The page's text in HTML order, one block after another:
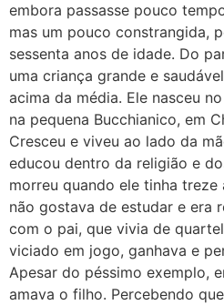
embora passasse pouco
mas um pouco constrangida,
sessenta anos de idade. Do
uma criança grande e
acima da média. Ele nasceu
na pequena Bucchianico, em
Cresceu e viveu ao lado da
educou dentro da religião e
morreu quando ele tinha treze
não gostava de estudar e era
com o pai, que vivia de
viciado em jogo, ganhava e
Apesar do péssimo exemplo,
amava o filho. Percebendo